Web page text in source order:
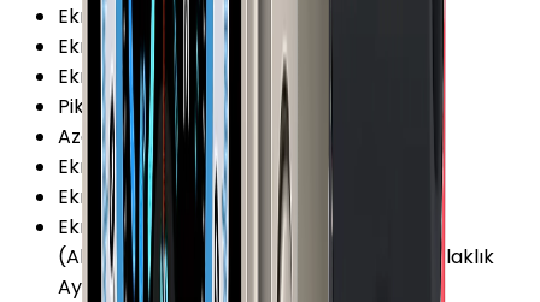
Ekran
Var
Ekran Boyutu : 1.9 inç
Ekran Çözünürlüğü
396x484 piksel
Piksel Yoğunluğu
326 PPI
Azami Parlaklık :
2000 nit
Ekran Renk Sayısı :
Ekran Teknolojisi :LTPO OLED
Ekran Özellikleri :Dokunmatik Sürekli Açık
(Always-On) Ion-X Cam Kavisli Ekran Parlaklık
Ayarı Retina Ekran